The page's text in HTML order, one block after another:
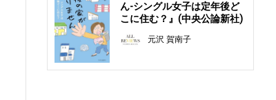
ん-シングル女子は定年後ど
こに住む？』(中央公論新社)
元沢 賀南子